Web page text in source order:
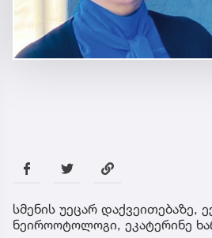
სმენის უეცარ დაქვეითებაზე,
ნეიროოტოლოგი, ეკატერინე